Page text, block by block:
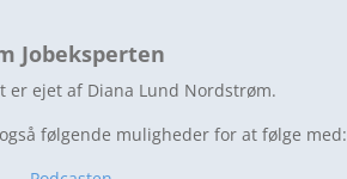
Jobeksperten
er ejet af Diana Lund Nordstrøm.
følgende muligheder for at følge med: